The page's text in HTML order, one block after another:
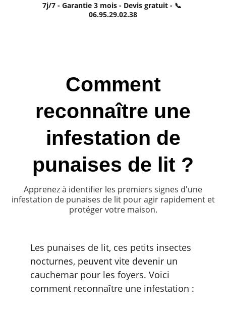
7j/7 - Garantie 3 mois - Devis gratuit - 📞
06.95.29.02.38
Comment
reconnaître une
infestation de
punaises de lit ?
Apprenez à identifier les premiers signes d'une
infestation de punaises de lit pour agir rapidement et
protéger votre maison.
Les punaises de lit, ces petits insectes
nocturnes, peuvent vite devenir un
cauchemar pour les foyers. Voici
comment reconnaître une infestation :